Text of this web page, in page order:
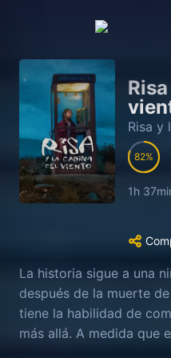
Risa y
82
1h
La historia sigue a una
después de la muerte
tiene la habilidad de
más allá. A medida que